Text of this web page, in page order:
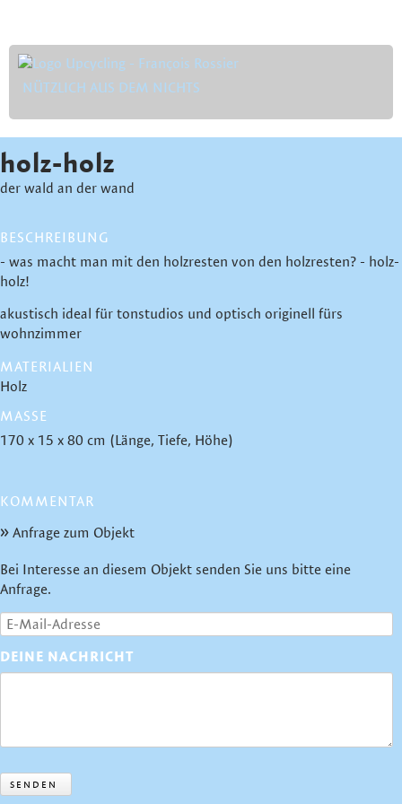
NÜTZLICH AUS DEM NICHTS
holz-holz
der wald an der wand
BESCHREIBUNG
- was macht man mit den holzresten von den holzresten? - holz-
holz!
akustisch ideal für tonstudios und optisch originell fürs
wohnzimmer
MATERIALIEN
Holz
MASSE
170 x 15 x 80 cm (Länge, Tiefe, Höhe)
KOMMENTAR
Anfrage zum Objekt
Bei Interesse an diesem Objekt senden Sie uns bitte eine
Anfrage.
DEINE NACHRICHT
SENDEN